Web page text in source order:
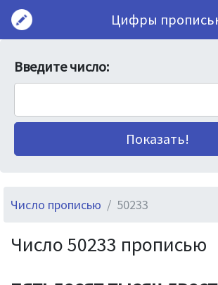
Цифры
Введите число:
Число прописью 50233
Число 50233 прописью